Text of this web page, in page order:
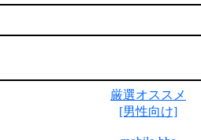
厳選オススメ
[男性向け]